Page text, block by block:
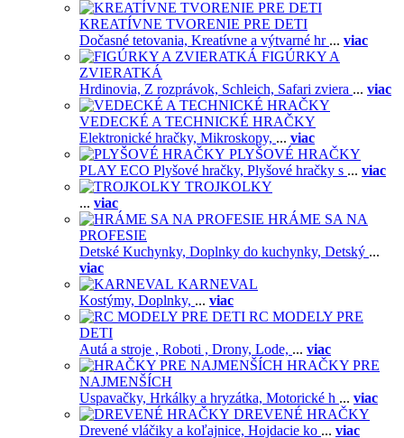
KREATÍVNE TVORENIE PRE DETI
Dočasné tetovania, Kreatívne a výtvarné hr ... viac
FIGÚRKY A
ZVIERATKÁ
Hrdinovia, Z rozprávok, Schleich, Safari zviera ... viac
VEDECKÉ A TECHNICKÉ HRAČKY
Elektronické hračky, Mikroskopy, ... viac
PLYŠOVÉ HRAČKY
PLAY ECO Plyšové hračky, Plyšové hračky s ... viac
TROJKOLKY
... viac
HRÁME SA NA
PROFESIE
Detské Kuchynky, Doplnky do kuchynky, Detský ...
viac
KARNEVAL
Kostýmy, Doplnky, ... viac
RC MODELY PRE
DETI
Autá a stroje , Roboti , Drony, Lode, ... viac
HRAČKY PRE
NAJMENŠÍCH
Uspavačky, Hrkálky a hryzátka, Motorické h ... viac
DREVENÉ HRAČKY
Drevené vláčiky a koľajnice, Hojdacie ko ... viac